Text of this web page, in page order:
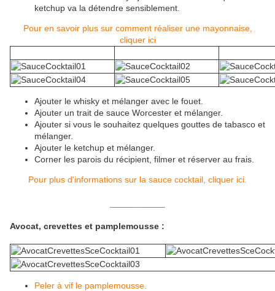
ketchup va la détendre sensiblement.
Pour en savoir plus sur comment réaliser une mayonnaise,
cliquer ici
Ajouter le whisky et mélanger avec le fouet.
Ajouter un trait de sauce Worcester et mélanger.
Ajouter si vous le souhaitez quelques gouttes de tabasco et
mélanger.
Ajouter le ketchup et mélanger.
Corner les parois du récipient, filmer et réserver au frais.
Pour plus d'informations sur la sauce cocktail, cliquer ici.
Avocat, crevettes et pamplemousse :
Peler à vif le pamplemousse.